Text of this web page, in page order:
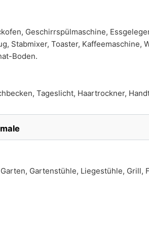
Geschirrspülmaschine,
Stabmixer, Toaster, Kaffeemaschine,
Boden.
Tageslicht, Haartrockner,
Gartenstühle, Liegestühle, Grill,